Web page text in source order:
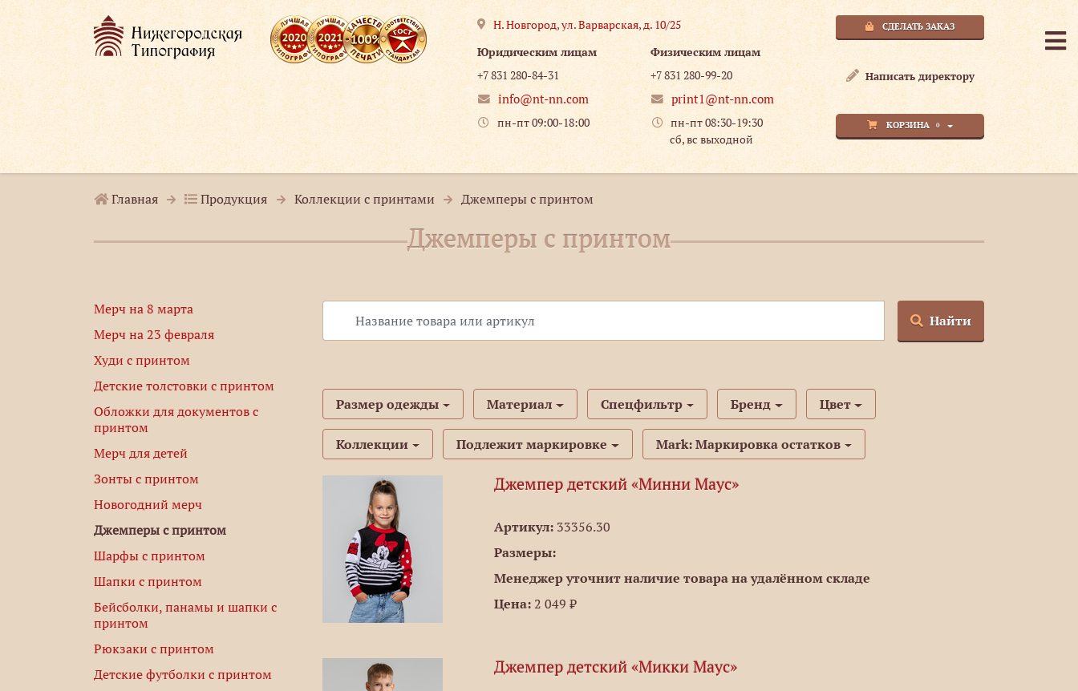
Н. Новгород,ул. Варварская, д. 10/25
Юридическим лицам
+7 831 280-84-31
info@nt-nn.com
пн-пт 09:00-18:00
Физическим лицам
+7 831 280-99-20
print1@nt-nn.com
пн-пт 08:30-19:30
сб, вс выходной
СДЕЛАТЬ ЗАКАЗ
Написать директору
КОРЗИНА 0
Главная Продукция Коллекции с принтами Джемперы с принтом
Джемперы с принтом
Мерч на 8 марта
Мерч на 23 февраля
Худи с принтом
Детские толстовки с принтом
Обложки для документов с
принтом
Мерч для детей
Зонты с принтом
Новогодний мерч
Джемперы с принтом
Шарфы с принтом
Шапки с принтом
Бейсболки, панамы и шапки с
принтом
Рюкзаки с принтом
Детские футболки с принтом
Найти
Размер одежды Материал Спецфильтр Бренд Цвет
Коллекции Подлежит маркировке Mark: Маркировка остатков
Джемпер детский «Минни Маус»
Артикул:33356.30
Размеры:
Менеджер уточнит наличие товара на удалённом складе
Цена:2 049 ₽
Джемпер детский «Микки Маус»